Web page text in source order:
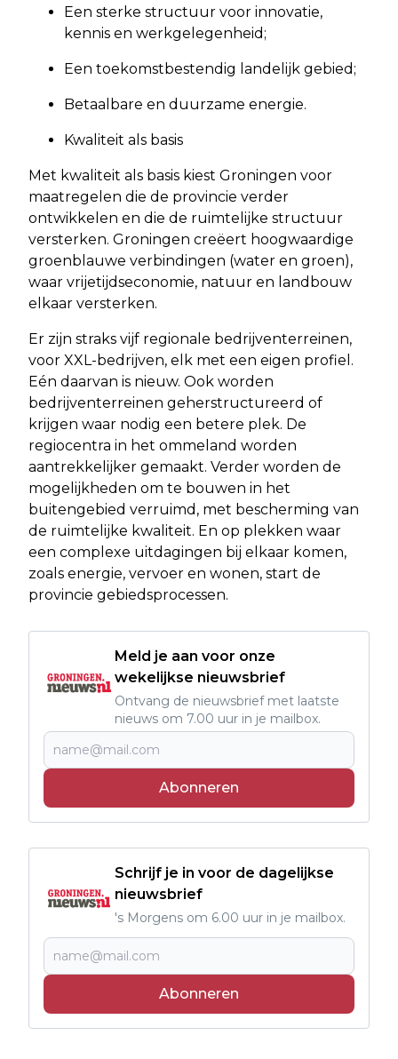
Een sterke structuur voor innovatie,
kennis en werkgelegenheid;
Een toekomstbestendig landelijk gebied;
Betaalbare en duurzame energie.
Kwaliteit als basis
Met kwaliteit als basis kiest Groningen voor
maatregelen die de provincie verder
ontwikkelen en die de ruimtelijke structuur
versterken. Groningen creëert hoogwaardige
groenblauwe verbindingen (water en groen),
waar vrijetijdseconomie, natuur en landbouw
elkaar versterken.
Er zijn straks vijf regionale bedrijventerreinen,
voor XXL-bedrijven, elk met een eigen profiel.
Eén daarvan is nieuw. Ook worden
bedrijventerreinen geherstructureerd of
krijgen waar nodig een betere plek. De
regiocentra in het ommeland worden
aantrekkelijker gemaakt. Verder worden de
mogelijkheden om te bouwen in het
buitengebied verruimd, met bescherming van
de ruimtelijke kwaliteit. En op plekken waar
een complexe uitdagingen bij elkaar komen,
zoals energie, vervoer en wonen, start de
provincie gebiedsprocessen.
Meld je aan voor onze
wekelijkse nieuwsbrief
Ontvang de nieuwsbrief met laatste
nieuws om 7.00 uur in je mailbox.
Abonneren
Schrijf je in voor de dagelijkse
nieuwsbrief
's Morgens om 6.00 uur in je mailbox.
Abonneren